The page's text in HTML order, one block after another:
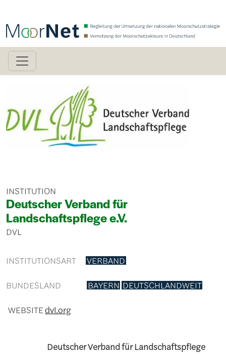
INSTITUTION
Deutscher Verband für
Landschaftspflege e.V.
DVL
INSTITUTIONSART VERBAND
BUNDESLAND BAYERN DEUTSCHLANDWEIT
WEBSITEdvl.org
Deutscher Verband für Landschaftspflege